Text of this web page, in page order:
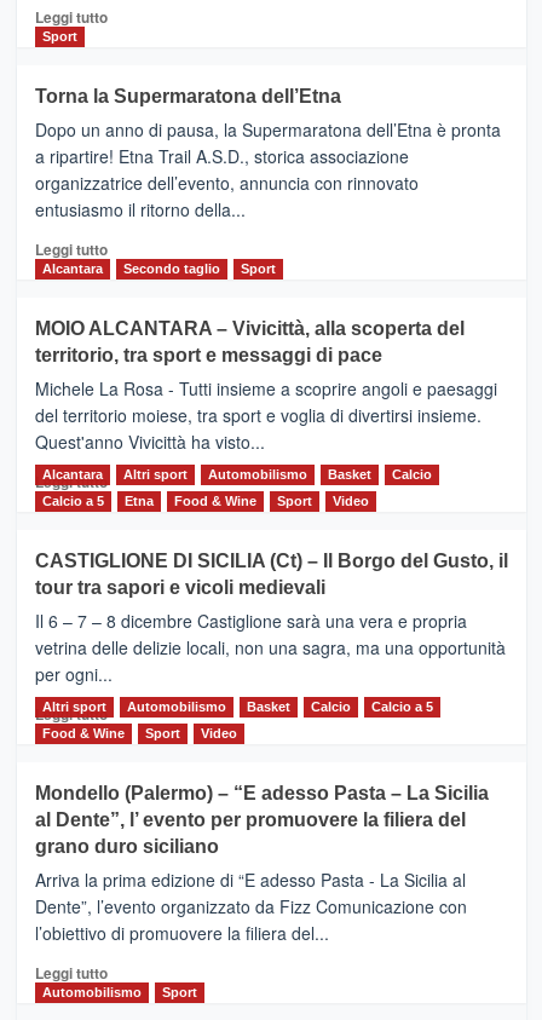
Leggi tuttoLeggi
BROOKS
SuperMaratona
dell’Etna,
presentata
l’edizione
2026
Sport
Torna la Supermaratona dell’Etna
Dopo un anno di pausa, la Supermaratona dell’Etna è pronta
a ripartire! Etna Trail A.S.D., storica associazione
organizzatrice dell’evento, annuncia con rinnovato
entusiasmo il ritorno della...
Leggi tuttoLeggi
Torna
la
Supermaratona
dell’Etna
Alcantara Secondo taglio Sport
MOIO ALCANTARA – Vivicittà, alla scoperta del
territorio, tra sport e messaggi di pace
Michele La Rosa - Tutti insieme a scoprire angoli e paesaggi
del territorio moiese, tra sport e voglia di divertirsi insieme.
Quest'anno Vivicittà ha visto...
Leggi tutto Leggi
MOIO
ALCANTARA
–
Vivicittà,
alla
scoperta
del
territorio,
e
messaggi
di
Alcantara Altri sport Automobilismo Basket
Calcio
Calcio a 5
Etna Food & Wine Sport Video
CASTIGLIONE DI SICILIA (Ct) – Il Borgo del Gusto, il
tour tra sapori e vicoli medievali
Il 6 – 7 – 8 dicembre Castiglione sarà una vera e propria
vetrina delle delizie locali, non una sagra, ma una opportunità
per ogni...
Leggi tuttoLeggi
di
CASTIGLIONE
DI
SICILIA
(Ct)
–
Il
Borgo
Gusto,
il
Altri sport Automobilismo Basket Calcio
Calcio a 5
Food & Wine
Sport Video
Mondello (Palermo) – “E adesso Pasta – La Sicilia
al Dente”, l’ evento per promuovere la filiera del
grano duro siciliano
Arriva la prima edizione di “E adesso Pasta - La Sicilia al
Dente”, l’evento organizzato da Fizz Comunicazione con
l’obiettivo di promuovere la filiera del...
Leggi tuttoLeggi
di
Automobilismo Sport